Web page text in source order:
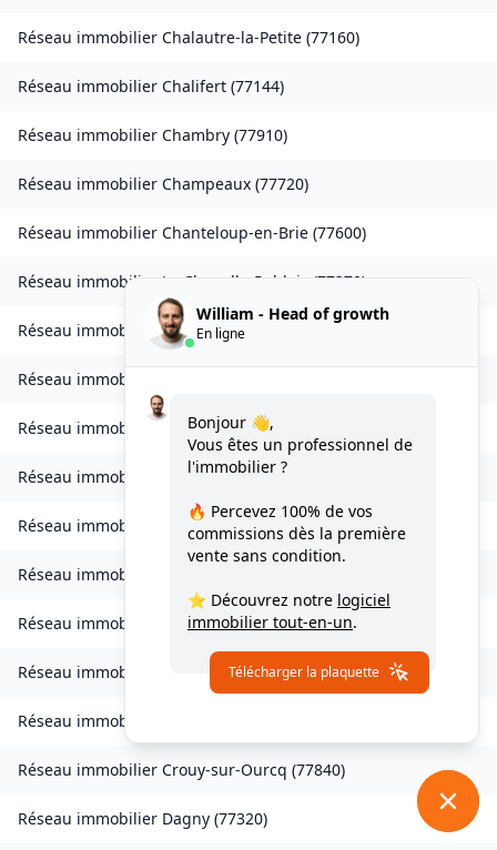
Réseau immobilier Chalautre-la-Petite (77160)
Réseau immobilier Chalifert (77144)
Réseau immobilier Chambry (77910)
Réseau immobilier Champeaux (77720)
Réseau immobilier Chanteloup-en-Brie (77600)
Réseau immobilier La Chapelle-Rablais (77370)
Réseau immobilierLes Chapelles-Bourbon
Réseau immobilier
Réseau immobilier Charny(77410)
Réseau immobilier Chessy(77700)
Réseau immobilier Combs-la-Ville(77380)
Réseau immobilier
Réseau immobilier Condé-Sainte-Libiaire(77450
Réseau immobilier Coupvray(77700)
Réseau immobilier
Réseau immobilier Crouy-sur-Ourcq (77840)
Réseau immobilier Dagny (77320)
William - Head of growth
En ligne
Bonjour 👋,
Vous êtes un professionnel de
l'immobilier ?
🔥 Percevez 100% de vos
commissions dès la première
vente sans condition.
⭐ Découvrez notre logiciel
immobilier tout-en-un.
Télécharger la plaquette